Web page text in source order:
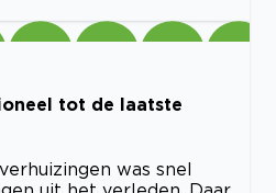
tot de laatste
was snel